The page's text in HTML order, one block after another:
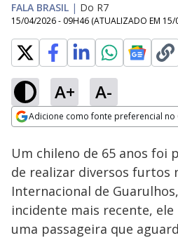
FALA BRASIL | Do R7
15/04/2026 - 09H46 (ATUALIZADO EM 15/
A+ A-
Adicione como fonte preferencial no
Ativar
96.21%
Um chileno de 65 anos foi
de realizar diversos furtos
Internacional de
incidente mais recente,
uma passageira que